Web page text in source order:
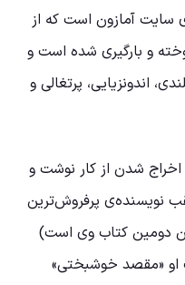
سایت آمازون است که از
بیش از 180000 بار فروخته و بارگیری شده است و
اندونزیایی، پرتغالی و
در سال 2014 پس از اخراج شدن از کار نوشت و
نویسنده‌ی پرفروش‌ترین
دومین کتاب وی است)
او «مقصد خوشبختی»